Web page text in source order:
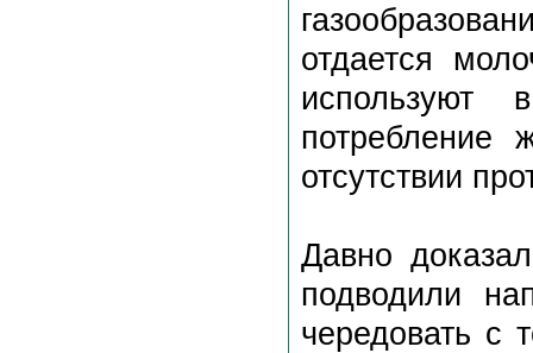
отдается
потребление
отсутствии
Давно
подводили
чередовать с